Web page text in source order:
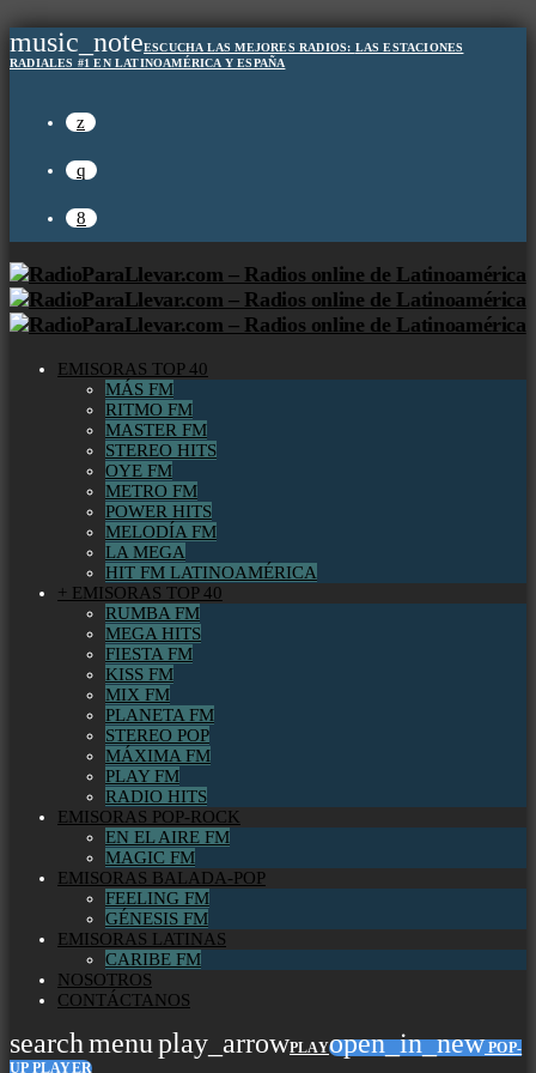
music_noteESCUCHA LAS MEJORES RADIOS: LAS ESTACIONES
RADIALES #1 EN LATINOAMÉRICA Y ESPAÑA
EMISORAS TOP 40
MÁS FM
RITMO FM
MASTER FM
STEREO HITS
OYE FM
METRO FM
POWER HITS
MELODÍA FM
LA MEGA
HIT FM LATINOAMÉRICA
+ EMISORAS TOP 40
RUMBA FM
MEGA HITS
FIESTA FM
KISS FM
MIX FM
PLANETA FM
STEREO POP
MÁXIMA FM
PLAY FM
RADIO HITS
EMISORAS POP-ROCK
EN EL AIRE FM
MAGIC FM
EMISORAS BALADA-POP
FEELING FM
GÉNESIS FM
EMISORAS LATINAS
CARIBE FM
NOSOTROS
CONTÁCTANOS
searchmenuplay_arrowPLAYopen_in_new POP-
UP PLAYER